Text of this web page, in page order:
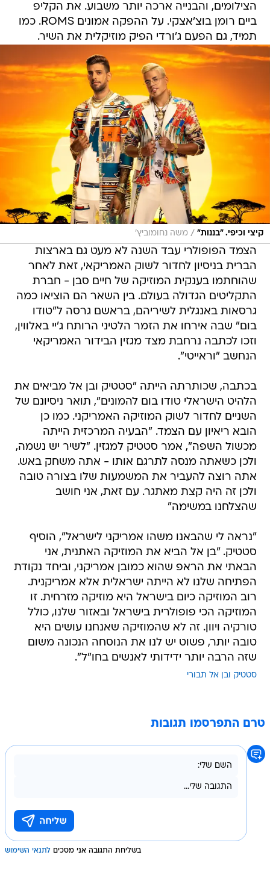
הצילומים, והבנייה ארכה יותר משבוע. את הקליפ
ביים רומן בוצ'אצקי. על ההפקה אמונים ROMS. כמו
תמיד, גם הפעם ג'ורדי הפיק מוזיקלית את השיר.
קיצי וכיפי. "בננות" / משה נחומוביץ'
הצמד הפופולרי עבד השנה לא מעט גם בארצות
הברית בניסיון לחדור לשוק האמריקאי, זאת לאחר
שהוחתמו בענקית המוזיקה של חיים סבן - חברת
התקליטים הגדולה בעולם. בין השאר הם הוציאו כמה
גרסאות באנגלית לשיריהם, בראשם גרסה ל"טודו
בום" שבה אירחו את הזמר הלטיני הרותח ג'יי באלווין,
וזכו לכתבה נרחבת מצד מגזין הבידור האמריקאי
הנחשב "וראייטי".
בכתבה, שכותרתה הייתה "סטטיק ובן אל מביאים את
הלהיט הישראלי טודו בום להמונים", תואר ניסיונם של
השניים לחדור לשוק המוזיקה האמריקני. כמו כן
הובא ריאיון עם הצמד. "הבעיה המרכזית הייתה
מכשול השפה", אמר סטטיק למגזין. "לשיר יש נשמה,
ולכן כשאתה מנסה לתרגם אותו - אתה משחק באש.
אתה רוצה להעביר את המשמעות שלו בצורה טובה
ולכן זה היה קצת מאתגר. עם זאת, אני חושב
שהצלחנו במשימה"
"נראה לי שהבאנו משהו אמריקני לישראל", הוסיף
סטטיק. "בן אל הביא את המוזיקה האתנית, אני
הבאתי את הראפ שהוא כמובן אמריקני, וביחד נקודת
הפתיחה שלנו לא הייתה ישראלית אלא אמריקנית.
רוב המוזיקה כיום בישראל היא מוזיקה מזרחית. זו
המוזיקה הכי פופולרית בישראל ובאזור שלנו, כולל
טורקיה ויוון. זה לא שהמוזיקה שאנחנו עושים היא
טובה יותר, פשוט יש לנו את הנוסחה הנכונה משום
שזה הרבה יותר ידידותי לאנשים בחו"ל".
סטטיק ובן אל תבורי
טרם התפרסמו תגובות
בשליחת התגובה אני מסכים לתנאי השימוש